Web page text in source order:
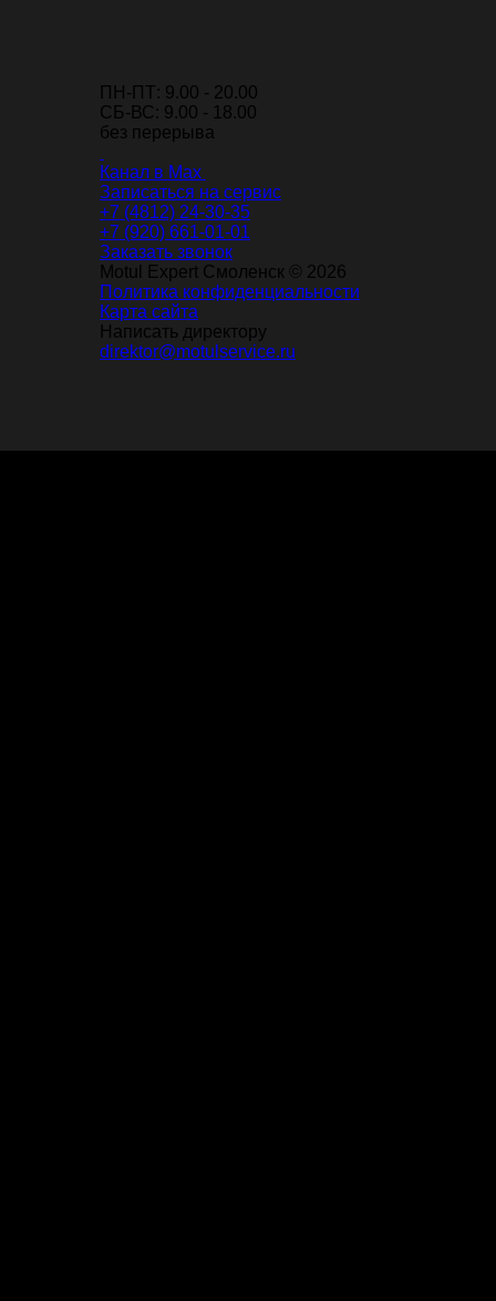
ПН-ПТ: 9.00 - 20.00
СБ-ВС: 9.00 - 18.00
без перерыва
Канал в Max
Записаться на сервис
+7 (4812) 24-30-35
+7 (920) 661-01-01
Заказать звонок
Motul Expert Смоленск © 2026
Политика конфиденциальности
Карта сайта
Написать директору
direktor@motulservice.ru